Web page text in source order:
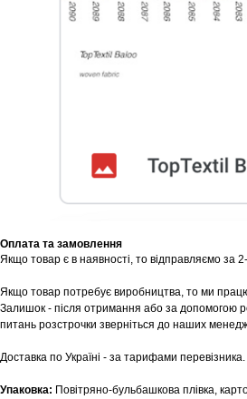
Оплата та замовлення
Якщо товар є в наявності, то відправляємо за
Якщо товар потребує виробництва, то ми
Залишок - після отримання або за допомогою
питань розстрочки зверніться до наших
Доставка по Україні - за тарифами перевізника.
Упаковка: Повітряно-бульбашкова плівка,